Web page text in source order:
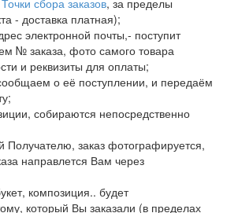
Точки сбора заказов, за пределы
- доставка платная);
электронной почты,- поступит
№ заказа, фото самого товара
и реквизиты для оплаты;
о её поступлении, и передаём
собираются непосредственно
Получателю, заказ фотографируется,
направлется Вам через
композиция.. будет
который Вы заказали (в пределах